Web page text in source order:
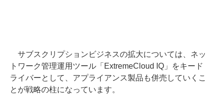
サブスクリプションビジネスの拡大については、ネッ
トワーク管理運用ツール「ExtremeCloud IQ」をキード
ライバーとして、アプライアンス製品も併売していくこ
とが戦略の柱になっています。